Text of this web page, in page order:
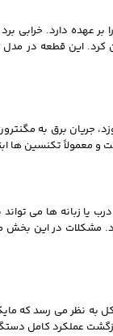
دارد. خرابی برد
کرد. این قطعه در
جریان برق به
تکنسین‌ ها
یا زبانه‌ ها می‌
در این بخش
نظر می‌ رسد که
عملکرد کامل